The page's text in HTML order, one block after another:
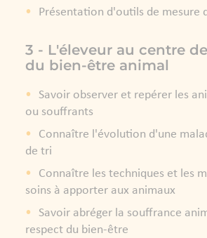
Présentation d'outils de mesure
3 - L'éleveur au centre
du bien-être animal
Savoir observer et repérer les
ou souffrants
Connaître l'évolution d'une
de tri
Connaître les techniques et les
soins à apporter aux animaux
Savoir abréger la souffrance
respect du bien-être